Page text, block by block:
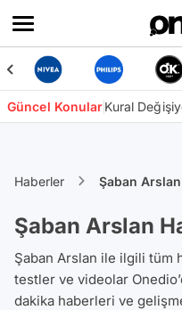
Güncel KonularKural
Haberler Şaban Arslan
Şaban Arslan
Şaban Arslan ile ilgili tüm
testler ve videolar
dakika haberleri ve